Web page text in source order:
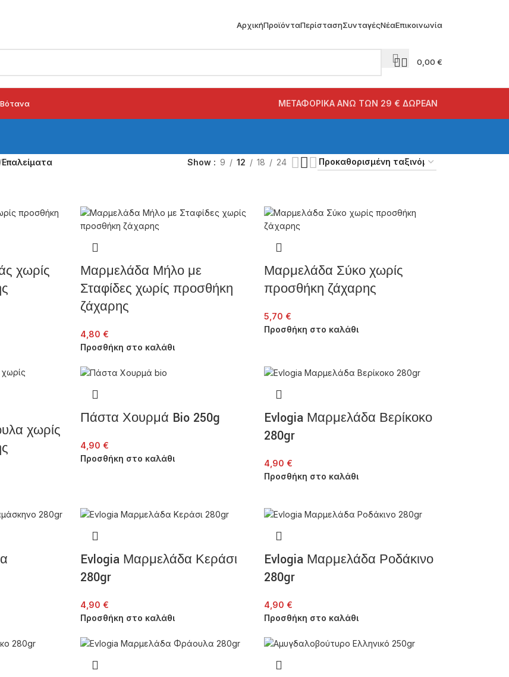
ΑρχικήΠροϊόνταΠερίστασηΣυνταγέςΝέαΕπικοινωνία
0,00 €
Βότανα ΜΕΤΑΦΟΡΙΚΑ ΑΝΩ ΤΩΝ 29 € ΔΩΡΕΑΝ
/Επαλείματα Show 9 12 18 24
χωρίς
Μαρμελάδα Μήλο με
Σταφίδες χωρίς προσθήκη
ζάχαρης
4,80 €
Προσθήκη στο καλάθι
Μαρμελάδα Σύκο χωρίς
προσθήκη ζάχαρης
5,70 €
Προσθήκη στο καλάθι
χωρίς
Πάστα Χουρμά Bio 250g
4,90 €
Προσθήκη στο καλάθι
Evlogia Μαρμελάδα Βερίκοκο
280gr
4,90 €
Προσθήκη στο καλάθι
Evlogia Μαρμελάδα Κεράσι
280gr
4,90 €
Προσθήκη στο καλάθι
Evlogia Μαρμελάδα Ροδάκινο
280gr
4,90 €
Προσθήκη στο καλάθι